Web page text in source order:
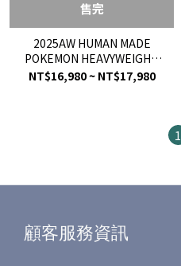
售完
2025AW HUMAN MADE
POKEMON HEAVYWEIGHT
HOODIE 寶可夢 聯名 皮卡丘
NT$16,980 ~ NT$17,980
1
顧客服務資訊